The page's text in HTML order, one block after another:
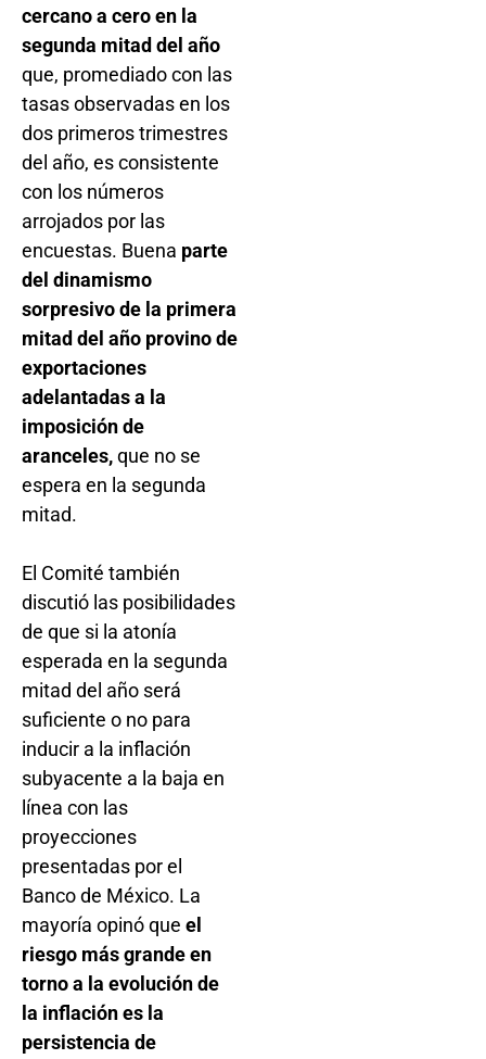
cercano a cero en la
segunda mitad del año
que, promediado con las
tasas observadas en los
dos primeros trimestres
del año, es consistente
con los números
arrojados por las
encuestas. Buena parte
del dinamismo
sorpresivo de la primera
mitad del año provino de
exportaciones
adelantadas a la
imposición de
aranceles,que no se
espera en la segunda
mitad.
El Comité también
discutió las posibilidades
de que si la atonía
esperada en la segunda
mitad del año será
suficiente o no para
inducir a la inflación
subyacente a la baja en
línea con las
proyecciones
presentadas por el
Banco de México. La
mayoría opinó que el
riesgo más grande en
torno a la evolución de
la inflación es la
persistencia de